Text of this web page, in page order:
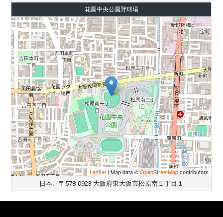
花園中央公園野球場
Leaflet| Map data ©OpenStreetMapcontributors
日本、〒578-0923 大阪府東大阪市松原南１丁目１